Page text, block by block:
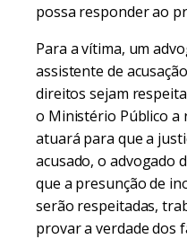
possa responder ao
Para a vítima, um
assistente de
direitos sejam
o Ministério Público a
atuará para que a
acusado, o advogado
que a presunção de
serão respeitadas,
provar a verdade dos